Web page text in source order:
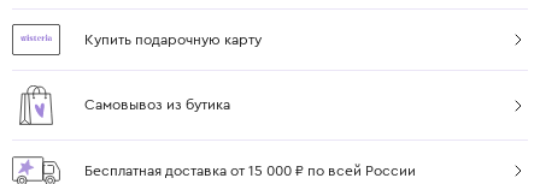
Купить подарочную карту
Самовывоз из бутика
Бесплатная доставка от 15 000 ₽ по всей России